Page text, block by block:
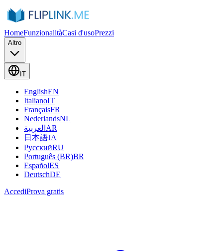
HomeFunzionalitàCasi d'usoPrezzi
Altro
IT
EnglishEN
ItalianoIT
FrançaisFR
NederlandsNL
العربية AR
日本語JA
РусскийRU
Português (BR)BR
EspañolES
DeutschDE
AccediProva gratis